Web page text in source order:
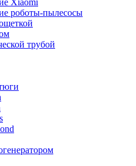
Xiaomi
роботы-пылесосы
трубой